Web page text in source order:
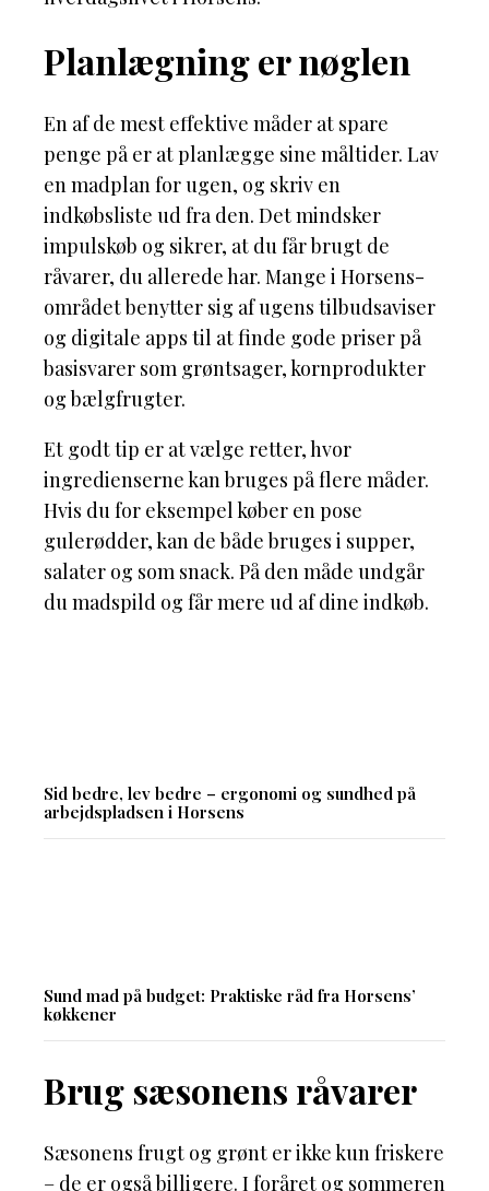
Planlægning er nøglen
En af de mest effektive måder at spare
penge på er at planlægge sine måltider. Lav
en madplan for ugen, og skriv en
indkøbsliste ud fra den. Det mindsker
impulskøb og sikrer, at du får brugt de
råvarer, du allerede har. Mange i Horsens-
området benytter sig af ugens tilbudsaviser
og digitale apps til at finde gode priser på
basisvarer som grøntsager, kornprodukter
og bælgfrugter.
Et godt tip er at vælge retter, hvor
ingredienserne kan bruges på flere måder.
Hvis du for eksempel køber en pose
gulerødder, kan de både bruges i supper,
salater og som snack. På den måde undgår
du madspild og får mere ud af dine indkøb.
Sid bedre, lev bedre – ergonomi og sundhed på
arbejdspladsen i Horsens
Sund mad på budget: Praktiske råd fra Horsens’
køkkener
Brug sæsonens råvarer
Sæsonens frugt og grønt er ikke kun friskere
– de er også billigere. I foråret og sommeren